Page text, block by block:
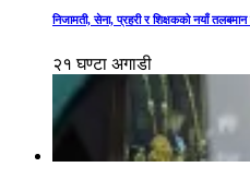
निजामती, सेना, प्रहरी र शिक्षकको नयाँ तलबमान
२१ घण्टा अगाडी